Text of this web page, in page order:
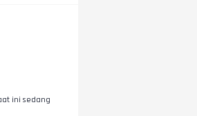
ini sedang